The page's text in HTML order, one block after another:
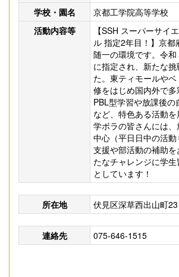
学校・園名
京都工学院高等学校
活動内容等
【SSH スーパーサイ
ル 指定2年目！】京
随一の環境です。令
に指定され、新たな
た。東ティモールや
修をはじめ国内外で多
PBL型学習や放課後の
など、特色ある活動を
学ボラの皆さんには
中心（平日日中の活
支援や部活動の補助
たなチャレンジに学
としています！
所在地 伏見区深草西出山町23
連絡先 075-646-1515